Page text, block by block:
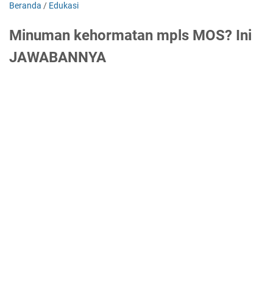
Beranda / Edukasi
Minuman kehormatan mpls MOS? Ini
JAWABANNYA